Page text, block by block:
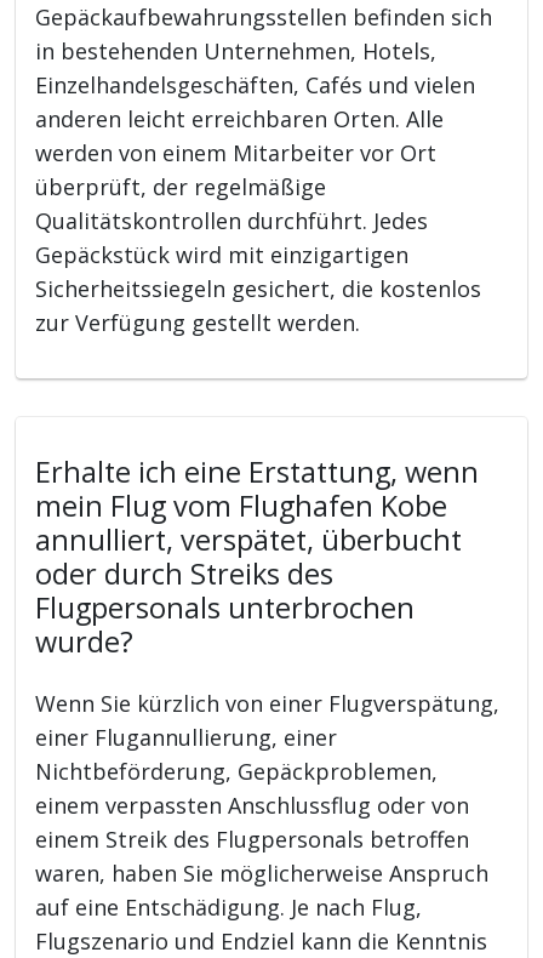
Gepäckaufbewahrungsstellen befinden sich
in bestehenden Unternehmen, Hotels,
Einzelhandelsgeschäften, Cafés und vielen
anderen leicht erreichbaren Orten. Alle
werden von einem Mitarbeiter vor Ort
überprüft, der regelmäßige
Qualitätskontrollen durchführt. Jedes
Gepäckstück wird mit einzigartigen
Sicherheitssiegeln gesichert, die kostenlos
zur Verfügung gestellt werden.
Erhalte ich eine Erstattung, wenn
mein Flug vom Flughafen Kobe
annulliert, verspätet, überbucht
oder durch Streiks des
Flugpersonals unterbrochen
wurde?
Wenn Sie kürzlich von einer Flugverspätung,
einer Flugannullierung, einer
Nichtbeförderung, Gepäckproblemen,
einem verpassten Anschlussflug oder von
einem Streik des Flugpersonals betroffen
waren, haben Sie möglicherweise Anspruch
auf eine Entschädigung. Je nach Flug,
Flugszenario und Endziel kann die Kenntnis